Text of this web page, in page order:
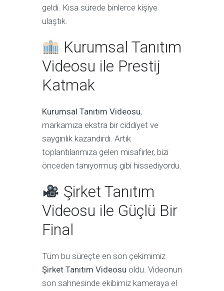
geldi. Kısa sürede binlerce kişiye
ulaştık.
Kurumsal Tanıtım
Videosu ile Prestij
Katmak
Kurumsal Tanıtım Videosu,
markamıza ekstra bir ciddiyet ve
saygınlık kazandırdı. Artık
toplantılarımıza gelen misafirler, bizi
önceden tanıyormuş gibi hissediyordu.
Şirket Tanıtım
Videosu ile Güçlü Bir
Final
Tüm bu süreçte en son çekimimiz
Şirket Tanıtım Videosu oldu. Videonun
son sahnesinde ekibimiz kameraya el